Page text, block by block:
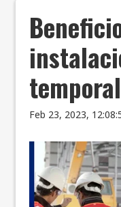
Feb 23, 2023,